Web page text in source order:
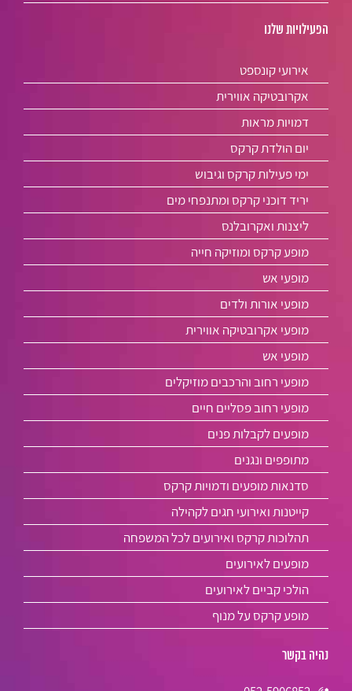
הפעילויות שלנו
אירועי קונספט
אקרובטיקה אווירית
דמויות מראות
יום הולדת קרקס
ימי פעילות קרקס וגיבוש
יריד דוכני קרקס ומתנפחי מים
ליצנות ואקרובלנס
מופע קרקס ומוזיקה חייה
מופעי אש
מופעי אורות ולדים
מופעי אקרובטיקה אווירית
מופעי אש
מופעי רחוב והרכבים מוזיקלים
מופעי רחוב פסליים חיים
מופעים לקבלות פנים
מתופפים ונגנים
סדנאות מופעים ודמויות קרקס
קייטנות ואירועי חגים לקהילה
תהלוכות קרקס ואירועים לכל המשפחה
מופעים לאירועים
הולכי קביים לאירועים
מופע קרקס על מנוף
נהיה בקשר